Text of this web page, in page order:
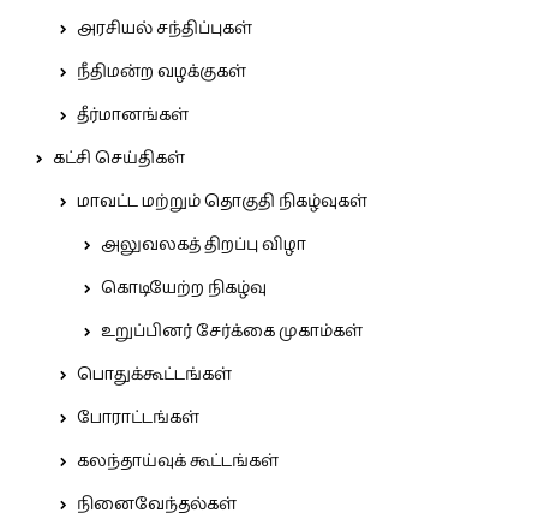
அரசியல் சந்திப்புகள்
நீதிமன்ற வழக்குகள்
தீர்மானங்கள்
கட்சி செய்திகள்
மாவட்ட மற்றும் தொகுதி நிகழ்வுகள்
அலுவலகத் திறப்பு விழா
கொடியேற்ற நிகழ்வு
உறுப்பினர் சேர்க்கை முகாம்கள்
பொதுக்கூட்டங்கள்
போராட்டங்கள்
கலந்தாய்வுக் கூட்டங்கள்
நினைவேந்தல்கள்